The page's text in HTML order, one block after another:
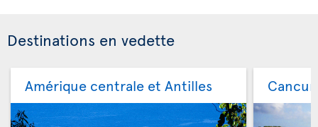
Destinations en vedette
Amérique centrale et Antilles Cancun